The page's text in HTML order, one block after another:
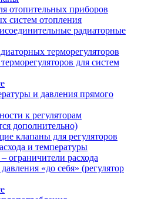
отопительных приборов
систем отопления
радиаторные
терморегуляторов
для систем
и давления прямого
к регуляторам
дополнительно)
клапаны для регуляторов
и температуры
ограничители расхода
«до себя» (регулятор